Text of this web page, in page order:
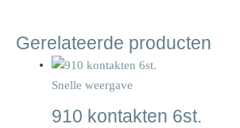
Gerelateerde producten
Snelle weergave
910 kontakten 6st.